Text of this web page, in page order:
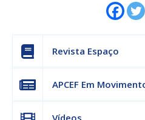
Revista Espaço
APCEF Em
Vídeos